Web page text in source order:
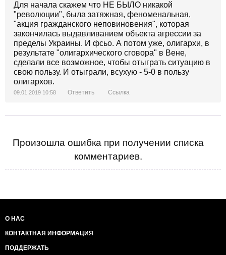
Для начала скажем что НЕ БЫЛО никакой
"революции", была затяжная, феноменальная,
"акция гражданского неповиновения", которая
закончилась выдавливанием объекта агрессии за
пределы Украины. И фсьо. А потом уже, олигархи, в
результате "олигархического сговора" в Вене,
сделали все возможное, чтобы отыграть ситуацию в
свою пользу. И отыграли, всухую - 5-0 в пользу
олигархов.
09.01.2019 10:58 Ответить Ссылка
Произошла ошибка при получении списка
комментариев.
О НАС
КОНТАКТНАЯ ИНФОРМАЦИЯ
ПОДДЕРЖАТЬ